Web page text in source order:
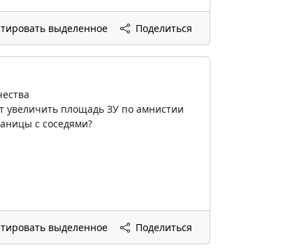
выделенное Поделиться
увеличить площадь ЗУ по амнистии
с соседями?
выделенное Поделиться